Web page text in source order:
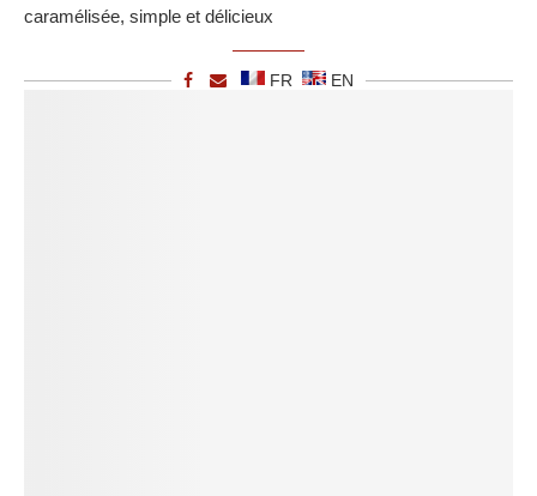
caramélisée, simple et délicieux
FR EN